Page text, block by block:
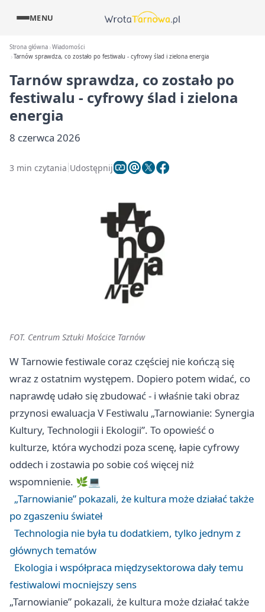
MENU
Strona główna Wiadomości
Tarnów sprawdza, co zostało po festiwalu - cyfrowy ślad i zielona energia
Tarnów sprawdza, co zostało po
festiwalu - cyfrowy ślad i zielona
energia
8 czerwca 2026
3 min czytania Udostępnij
FOT. Centrum Sztuki Mościce Tarnów
W Tarnowie festiwale coraz częściej nie kończą się
wraz z ostatnim występem. Dopiero potem widać, co
naprawdę udało się zbudować - i właśnie taki obraz
przynosi ewaluacja V Festiwalu „Tarnowianie: Synergia
Kultury, Technologii i Ekologii”. To opowieść o
kulturze, która wychodzi poza scenę, łapie cyfrowy
oddech i zostawia po sobie coś więcej niż
wspomnienie. 🌿💻
„Tarnowianie” pokazali, że kultura może działać także
po zgaszeniu świateł
Technologia nie była tu dodatkiem, tylko jednym z
głównych tematów
Ekologia i współpraca międzysektorowa dały temu
festiwalowi mocniejszy sens
„Tarnowianie” pokazali, że kultura może działać także